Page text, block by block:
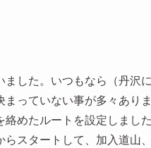
した。いつもなら（丹沢
っていない事が多々あり
めたルートを設定しまし
スタートして、加入道山